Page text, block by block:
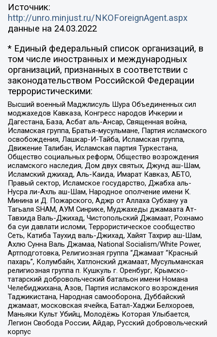
Источник:
http://unro.minjust.ru/NKOForeignAgent.aspx
данные на 24.03.2022
* Единый федеральный список организаций, в
том числе иностранных и международных
организаций, признанных в соответствии с
законодательством Российской Федерации
террористическими:
Высший военный Маджлисуль Шура Объединенных сил
моджахедов Кавказа, Конгресс народов Ичкерии и
Дагестана, База, Асбат аль-Ансар, Священная война,
Исламская группа, Братья-мусульмане, Партия исламского
освобождения, Лашкар-И-Тайба, Исламская группа,
Движение Талибан, Исламская партия Туркестана,
Общество социальных реформ, Общество возрождения
исламского наследия, Дом двух святых, Джунд аш-Шам,
Исламский джихад, Аль-Каида, Имарат Кавказ, АБТО,
Правый сектор, Исламское государство, Джабха аль-
Нусра ли-Ахль аш-Шам, Народное ополчение имени К.
Минина и Д. Пожарского, Аджр от Аллаха Субхану уа
Тагьаля SHAM, АУМ Синрике, Муджахеды джамаата Ат-
Тавхида Валь-Джихад, Чистопольский Джамаат, Рохнамо
ба суи давлати исломи, Террористическое сообщество
Сеть, Катиба Таухид валь-Джихад, Хайят Тахрир аш-Шам,
Ахлю Сунна Валь Джамаа, National Socialism/White Power,
Артподготовка, Религиозная группа “Джамаат “Красный
пахарь”, Колумбайн, Хатлонский джамаат, Мусульманская
религиозная группа п. Кушкуль г. Оренбург, Крымско-
татарский добровольческий батальон имени Номана
Челебиджихана, Азов, Партия исламского возрождения
Таджикистана, Народная самооборона, Дуббайский
джамаат, московская ячейка, Батал-Хаджи Белхороев,
Маньяки Культ Убийц, Молодёжь Которая Улыбается,
Легион Свобода России, Айдар, Русский добровольческий
корпус